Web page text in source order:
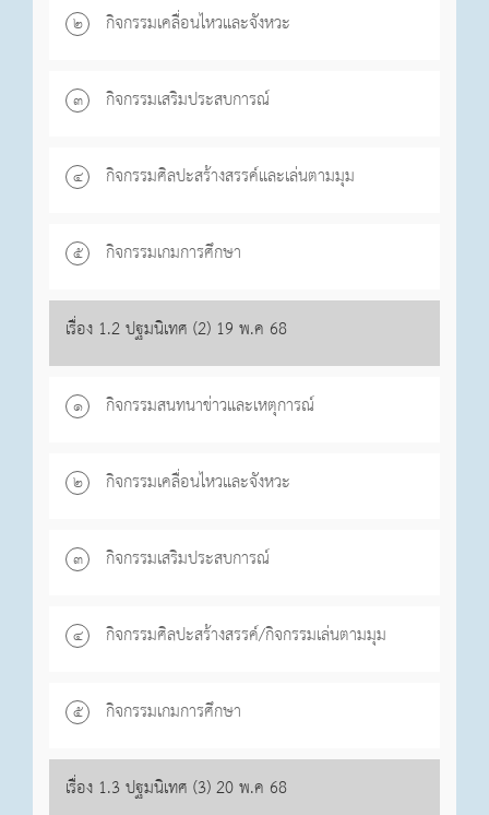
๒ กิจกรรมเคลื่อนไหวและจังหวะ
๓ กิจกรรมเสริมประสบการณ์
๔ กิจกรรมศิลปะสร้างสรรค์และเล่นตามมุม
๕ กิจกรรมเกมการศึกษา
เรื่อง 1.2 ปฐมนิเทศ (2) 19 พ.ค 68
๑ กิจกรรมสนทนาข่าวและเหตุการณ์
๒ กิจกรรมเคลื่อนไหวและจังหวะ
๓ กิจกรรมเสริมประสบการณ์
๔ กิจกรรมศิลปะสร้างสรรค์/กิจกรรมเล่นตามมุม
๕ กิจกรรมเกมการศึกษา
เรื่อง 1.3 ปฐมนิเทศ (3) 20 พ.ค 68